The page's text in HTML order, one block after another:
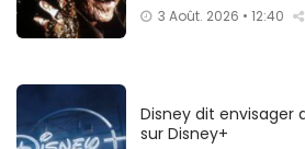
3 Août. 2026 • 12:40
Disney dit envisager
sur Disney+